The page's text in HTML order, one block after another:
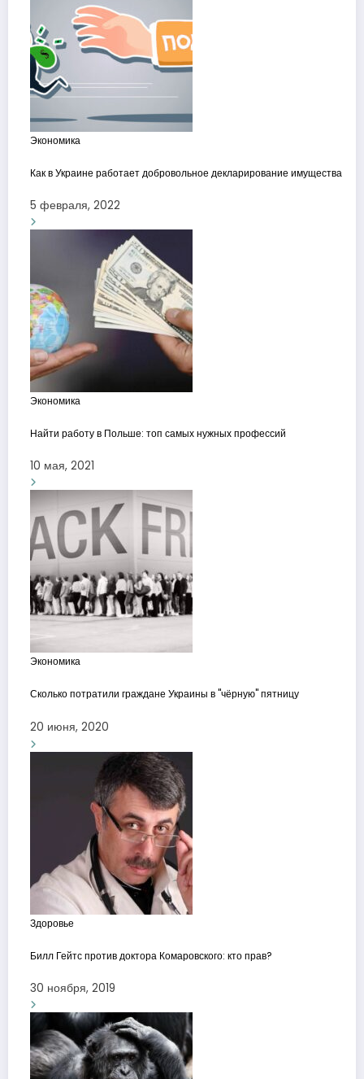
Экономика
Как в Украине работает добровольное декларирование имущества
5 февраля, 2022
Экономика
Найти работу в Польше: топ самых нужных профессий
10 мая, 2021
Экономика
Сколько потратили граждане Украины в "чёрную" пятницу
20 июня, 2020
Здоровье
Билл Гейтс против доктора Комаровского: кто прав?
30 ноября, 2019